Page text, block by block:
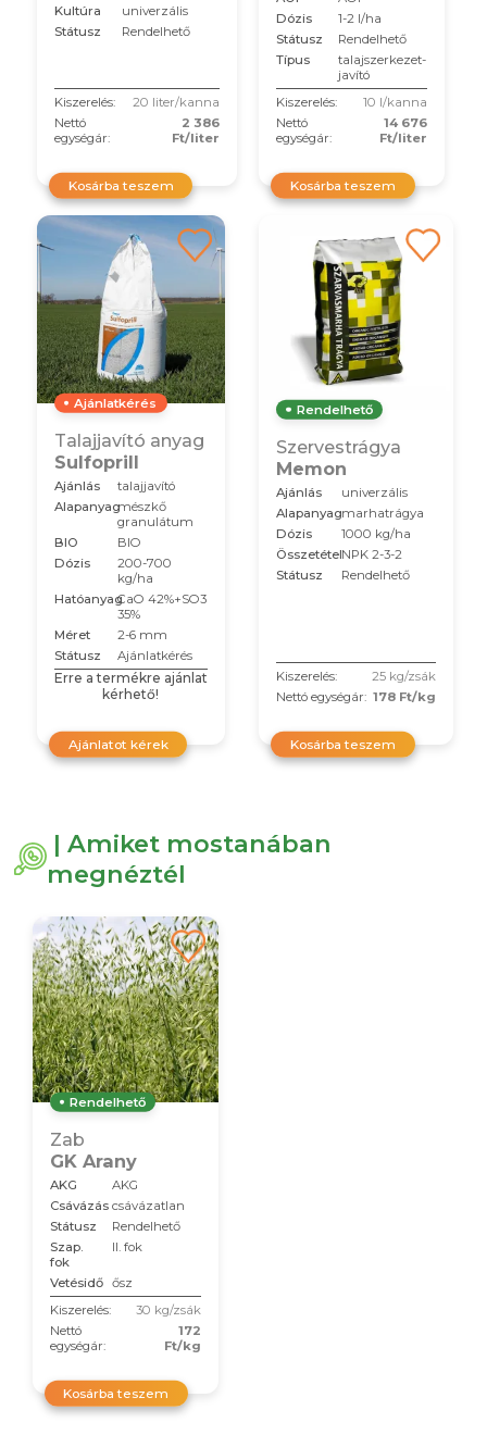
Kultúra
univerzális
Státusz
Rendelhető
Kiszerelés:
20 liter/kanna
Nettó
egységár:
2 386
Ft/liter
Kosárba teszem
Dózis
1-2 l/ha
Státusz
Rendelhető
Típus
talajszerkezet-
javító
Kiszerelés:
10 l/kanna
Nettó
egységár:
14 676
Ft/liter
Kosárba teszem
Ajánlatkérés
Talajjavító anyag
Sulfoprill
Ajánlás
talajjavító
Alapanyagmészkő
granulátum
BIO
BIO
Dózis
200-700
kg/ha
HatóanyagCaO 42%+SO3
35%
Méret
2-6 mm
Státusz
Ajánlatkérés
Erre a termékre ajánlat
kérhető!
Ajánlatot kérek
Rendelhető
Szervestrágya
Memon
Ajánlás
univerzális
Alapanyagmarhatrágya
Dózis
1000 kg/ha
ÖsszetételNPK 2-3-2
Státusz
Rendelhető
Kiszerelés:
25 kg/zsák
Nettó egységár: 178 Ft/kg
Kosárba teszem
| Amiket mostanában
megnéztél
Rendelhető
Zab
GK Arany
AKG
AKG
Csávázás csávázatlan
Státusz
Rendelhető
Szap.
fok
II. fok
Vetésidő ősz
Kiszerelés:
30 kg/zsák
Nettó
egységár:
172
Ft/kg
Kosárba teszem